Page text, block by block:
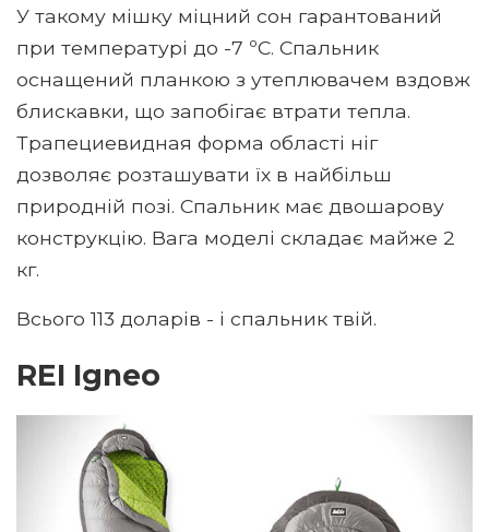
У такому мішку міцний сон гарантований
при температурі до -7 ºC. Спальник
оснащений планкою з утеплювачем вздовж
блискавки, що запобігає втрати тепла.
Трапециевидная форма області ніг
дозволяє розташувати їх в найбільш
природній позі. Спальник має двошарову
конструкцію. Вага моделі складає майже 2
кг.
Всього 113 доларів - і спальник твій.
REI Igneo